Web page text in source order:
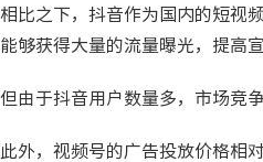
相比之下，抖音作为国内的短视
能够获得大量的流量曝光，提高宣
但由于抖音用户数量多，市场竞
此外，视频号的广告投放价格相